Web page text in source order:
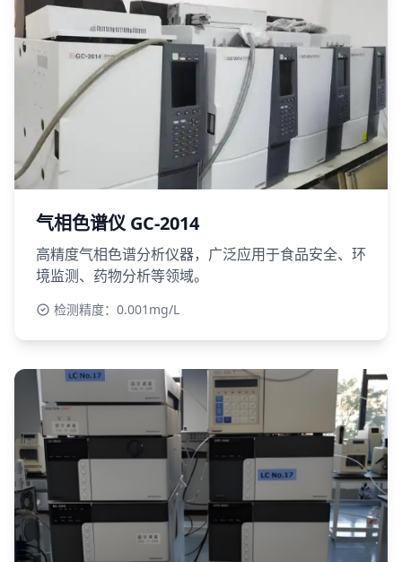
气相色谱仪 GC-2014
高精度气相色谱分析仪器，广泛应用于食品安全、环
境监测、药物分析等领域。
检测精度：0.001mg/L